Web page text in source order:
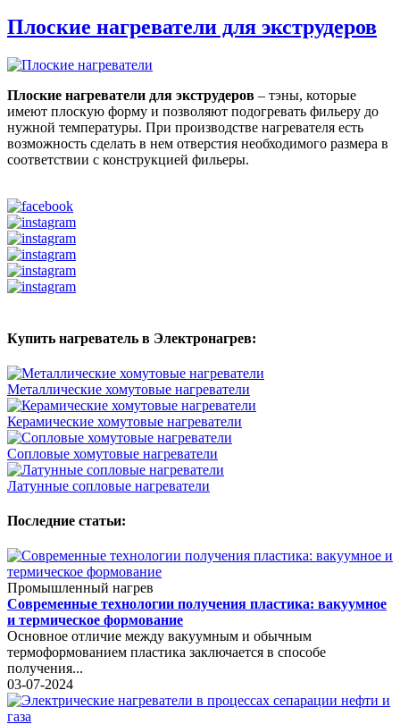
Плоские нагреватели для экструдеров
Плоские нагреватели для экструдеров – тэны, которые
имеют плоскую форму и позволяют подогревать фильеру до
нужной температуры. При производстве нагревателя есть
возможность сделать в нем отверстия необходимого размера в
соответствии с конструкцией фильеры.
Купить нагреватель в Электронагрев:
Металлические хомутовые нагреватели
Керамические хомутовые нагреватели
Сопловые хомутовые нагреватели
Латунные сопловые нагреватели
Последние статьи:
Промышленный нагрев
Современные технологии получения пластика: вакуумное
и термическое формование
Основное отличие между вакуумным и обычным
термоформованием пластика заключается в способе
получения...
03-07-2024